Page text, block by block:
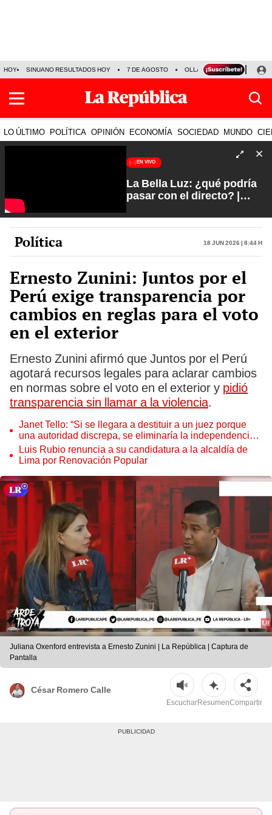
HOY SINUANO RESULTADOS HOY 7 DE AGOSTO OLLANTA HUMALA
LO ÚLTIMO POLÍTICA OPINIÓN ECONOMÍA SOCIEDAD MUNDO
EN VIVO
La Bella Luz: ¿qué podría
pasar con el directo? |
Camacho
Política 18 Jun 2026 | 8:44 h
Ernesto Zunini: Juntos por el
Perú exige transparencia por
cambios en reglas para el voto
en el exterior
Ernesto Zunini afirmó que Juntos por el Perú
agotará recursos legales para aclarar cambios
en normas sobre el voto en el exterior y pidió
transparencia sin llamar a la violencia.
Janet Tello: “Si se llegara a destituir a un juez porque
una autoridad discrepa, se eliminaría la independencia
judicial”
Luis Rubio renuncia a su candidatura a la alcaldía de
Lima por Renovación Popular
Juliana Oxenford entrevista a Ernesto Zunini | La República | Captura de
Pantalla
César Romero Calle
EscucharResumenCompartir